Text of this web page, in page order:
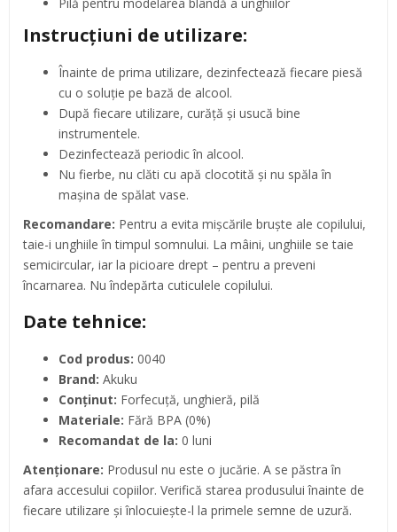
Instrucțiuni de utilizare:
Înainte de prima utilizare, dezinfectează fiecare piesă
cu o soluție pe bază de alcool.
După fiecare utilizare, curăță și usucă bine
instrumentele.
Dezinfectează periodic în alcool.
Nu fierbe, nu clăti cu apă clocotită și nu spăla în
mașina de spălat vase.
Recomandare: Pentru a evita mișcările bruște ale copilului,
taie-i unghiile în timpul somnului. La mâini, unghiile se taie
semicircular, iar la picioare drept – pentru a preveni
încarnarea. Nu îndepărta cuticulele copilului.
Date tehnice:
Cod produs: 0040
Brand: Akuku
Conținut: Forfecuță, unghieră, pilă
Materiale: Fără BPA (0%)
Recomandat de la: 0 luni
Atenționare: Produsul nu este o jucărie. A se păstra în
afara accesului copiilor. Verifică starea produsului înainte de
fiecare utilizare și înlocuiește-l la primele semne de uzură.